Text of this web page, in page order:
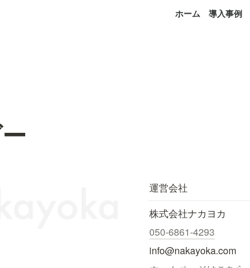
ホーム 導入事例
運営会社
株式会社ナカヨカ
050-6861-4293
info@nakayoka.com